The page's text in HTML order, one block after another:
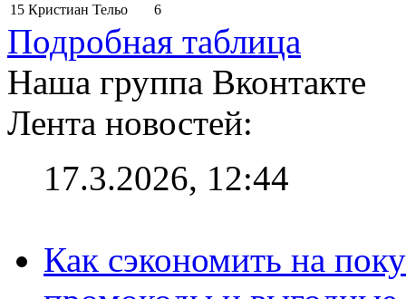
15 Кристиан Тельо 6
Подробная таблица
Наша группа Вконтакте
Лента новостей:
17.3.2026, 12:44
Как сэкономить на